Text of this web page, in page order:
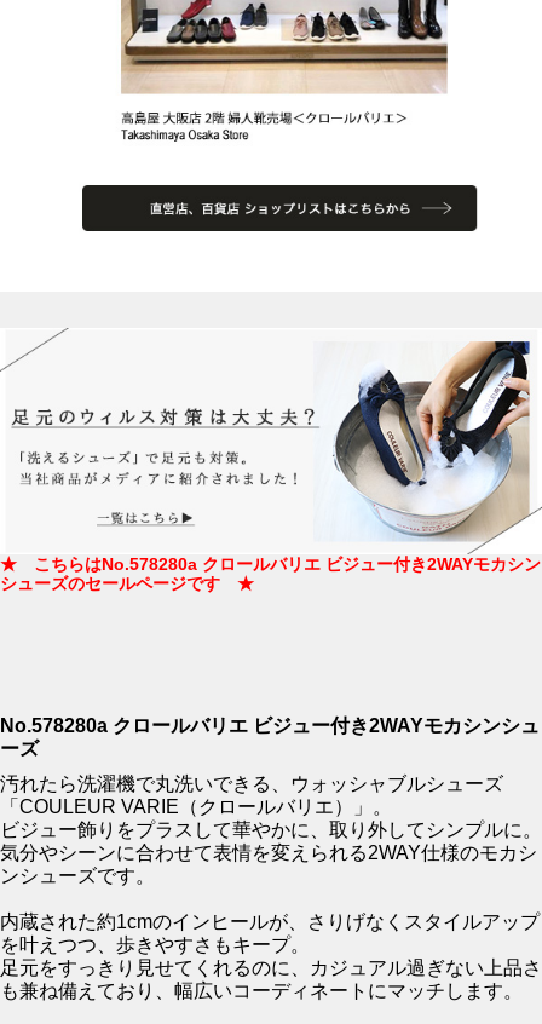
★ こちらはNo.578280a クロールバリエ ビジュー付き2WAYモカシン
シューズのセールページです ★
No.578280a クロールバリエ ビジュー付き2WAYモカシンシュ
ーズ
汚れたら洗濯機で丸洗いできる、ウォッシャブルシューズ
「COULEUR VARIE（クロールバリエ）」。
ビジュー飾りをプラスして華やかに、取り外してシンプルに。
気分やシーンに合わせて表情を変えられる2WAY仕様のモカシ
ンシューズです。
内蔵された約1cmのインヒールが、さりげなくスタイルアップ
を叶えつつ、歩きやすさもキープ。
足元をすっきり見せてくれるのに、カジュアル過ぎない上品さ
も兼ね備えており、幅広いコーディネートにマッチします。